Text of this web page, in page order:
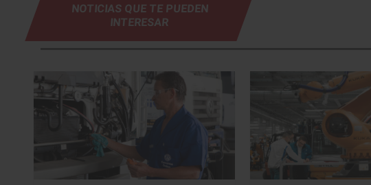
NOTICIAS QUE TE PUEDEN
INTERESAR